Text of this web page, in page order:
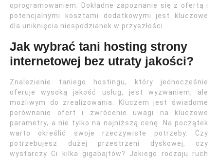
oprogramowaniem. Dokładne zapoznanie się z ofertą i
potencjalnymi kosztami dodatkowymi jest kluczowe
dla uniknięcia niespodzianek w przyszłości.
Jak wybrać tani hosting strony
internetowej bez utraty jakości?
Znalezienie taniego hostingu, który jednocześnie
oferuje wysoką jakość usług, jest wyzwaniem, ale
możliwym do zrealizowania. Kluczem jest świadome
porównanie ofert i zwrócenie uwagi na kluczowe
parametry, a nie tylko na najniższą cenę. Na początek
warto określić swoje rzeczywiste potrzeby. Czy
potrzebujesz dużej przestrzeni dyskowej, czy
wystarczy Ci kilka gigabajtów? Jakiego rodzaju ruch